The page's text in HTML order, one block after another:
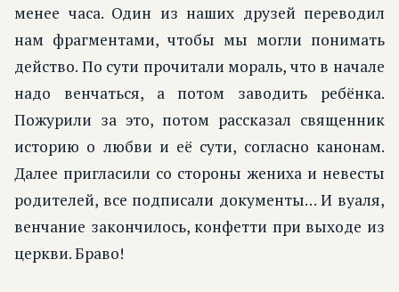
менее часа. Один из наших друзей переводил
нам фрагментами, чтобы мы могли понимать
действо. По сути прочитали мораль, что в начале
надо венчаться, а потом заводить ребёнка.
Пожурили за это, потом рассказал священник
историю о любви и её сути, согласно канонам.
Далее пригласили со стороны жениха и невесты
родителей, все подписали документы… И вуаля,
венчание закончилось, конфетти при выходе из
церкви. Браво!